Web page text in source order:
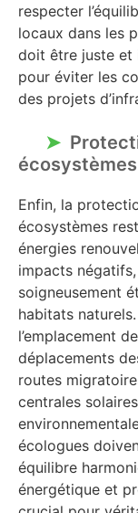
respecter
locaux dans les
doit être juste et
pour éviter les
des projets
écosystèmes
Enfin, la
écosystèmes
énergies
impacts
soigneusement
habitats
l’emplacement
déplacements
routes
centrales
écologues
équilibre
énergétique et